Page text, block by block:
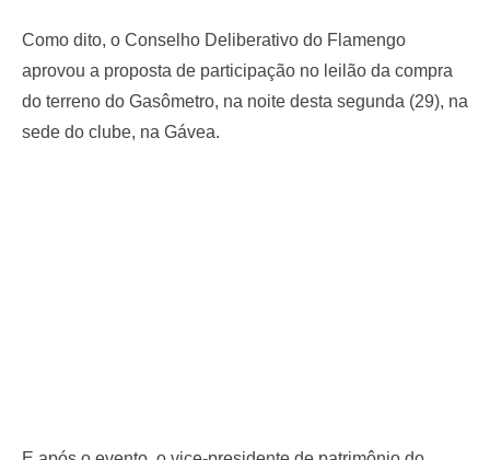
Como dito, o Conselho Deliberativo do Flamengo
aprovou a proposta de participação no leilão da compra
do terreno do Gasômetro, na noite desta segunda (29), na
sede do clube, na Gávea.